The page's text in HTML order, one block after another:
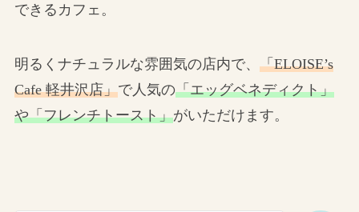
できるカフェ。
明るくナチュラルな雰囲気の店内で、 「ELOISE’s
Cafe 軽井沢店」で人気の「エッグベネディクト」
や「フレンチトースト」がいただけます。